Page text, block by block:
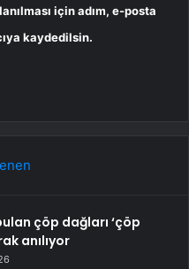
için adım, e-posta
kaydedilsin.
çöp dağları ‘çöp
anılıyor